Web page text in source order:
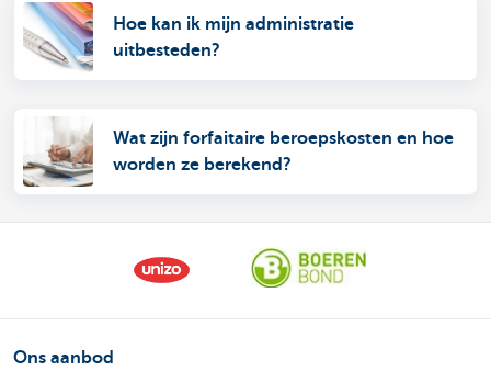
Hoe kan ik mijn administratie
uitbesteden?
Wat zijn forfaitaire beroepskosten en hoe
worden ze berekend?
Ons aanbod